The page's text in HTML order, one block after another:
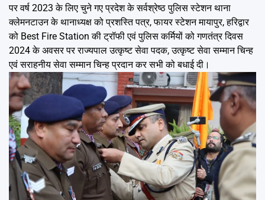
पर वर्ष 2023 के लिए चुने गए प्रदेश के सर्वश्रेष्ठ पुलिस स्टेशन थाना
क्लेमनटाउन के थानाध्यक्ष को प्रशस्ति पत्र, फायर स्टेशन मायापुर, हरिद्वार
को Best Fire Station की ट्रॉफी एवं पुलिस कर्मियों को गणतंत्र दिवस
2024 के अवसर पर राज्यपाल उत्कृष्ट सेवा पदक, उत्कृष्ट सेवा सम्मान चिन्ह
एवं सराहनीय सेवा सम्मान चिन्ह प्रदान कर सभी को बधाई दी।